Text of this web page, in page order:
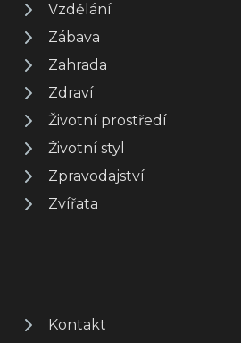
Vzdělání
Zábava
Zahrada
Zdraví
Životní prostředí
Životní styl
Zpravodajství
Zvířata
Kontakt